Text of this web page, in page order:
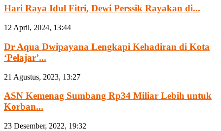
Hari Raya Idul Fitri, Dewi Perssik Rayakan di...
12 April, 2024, 13:44
Dr Aqua Dwipayana Lengkapi Kehadiran di Kota
‘Pelajar’...
21 Agustus, 2023, 13:27
ASN Kemenag Sumbang Rp34 Miliar Lebih untuk
Korban...
23 Desember, 2022, 19:32